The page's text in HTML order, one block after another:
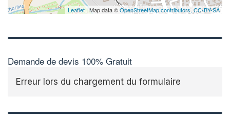
Leaflet| Map data ©OpenStreetMap contributors, CC-BY-SA
Demande de devis 100% Gratuit
Erreur lors du chargement du formulaire